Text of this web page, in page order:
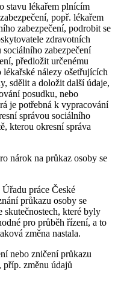
stavu lékařem plnícím
popř. lékařem
zabezpečení, podrobit se
zdravotních
zabezpečení
předložit určenému
nálezy ošetřujících
sdělit a doložit další údaje,
posudku, nebo
je potřebná k vypracování
správou sociálního
kterou okresní správa
nárok na průkaz osoby se
práce České
průkazu osoby se
skutečnostech, které byly
pro průběh řízení, a to
změna nastala.
nebo zničení průkazu
příp. změnu údajů